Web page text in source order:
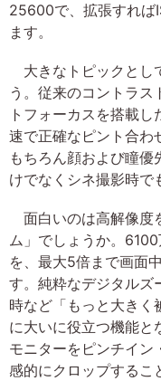
25600で、拡張すれば
ます。
大きなトピックとし
う。従来のコントラ
トフォーカスを搭載
速で正確なピント合わ
もちろん顔および瞳
けでなくシネ撮影時で
面白いのは高解像度
ム」でしょうか。
を、最大5倍まで画面
す。純粋なデジタルズ
時など「もっと大きく
に大いに役立つ機能と
モニターをピンチイン
感的にクロップするこ